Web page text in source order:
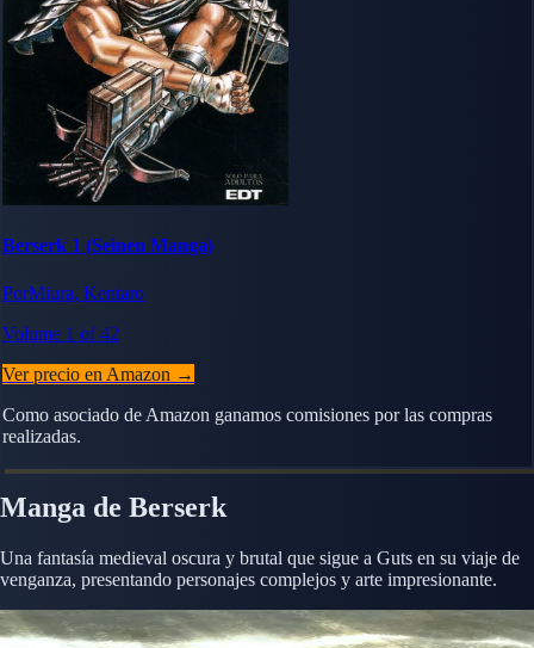
Berserk 1 (Seinen Manga)
PorMiura, Kentaro
Volume 1 of 42
Ver precio en Amazon →
Como asociado de Amazon ganamos comisiones por las compras
realizadas.
Manga de Berserk
Una fantasía medieval oscura y brutal que sigue a Guts en su viaje de
venganza, presentando personajes complejos y arte impresionante.